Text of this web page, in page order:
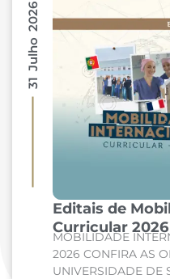
Editais de
Curricular 2026
MOBILIDADE
2026 CONFIRA AS
UNIVERSIDADE DE
31 Julho 2026